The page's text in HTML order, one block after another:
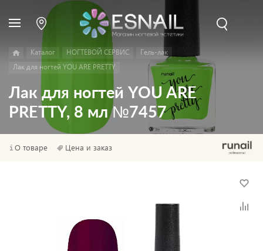
Каталог НОГТЕВОЙ СЕРВИС
Гель-лак
Лак для ногтей YOU ARE PRETTY
Лак для ногтей YOU ARE
PRETTY, 8 мл №7457
О товаре Цена и заказ